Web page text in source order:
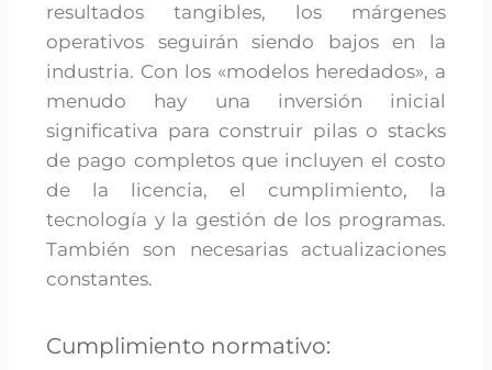
resultados tangibles, los márgenes
operativos seguirán siendo bajos en la
industria. Con los «modelos heredados», a
menudo hay una inversión inicial
significativa para construir pilas o stacks
de pago completos que incluyen el costo
de la licencia, el cumplimiento, la
tecnología y la gestión de los programas.
También son necesarias actualizaciones
constantes.
Cumplimiento normativo: